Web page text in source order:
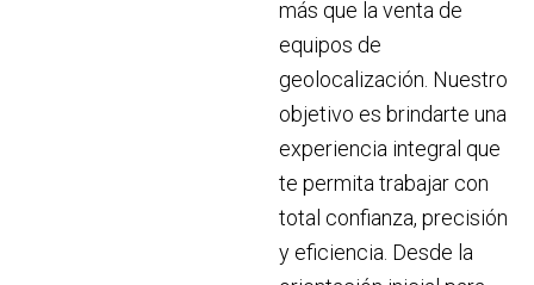
más que la venta de
equipos de
geolocalización. Nuestro
objetivo es brindarte una
experiencia integral que
te permita trabajar con
total confianza, precisión
y eficiencia. Desde la